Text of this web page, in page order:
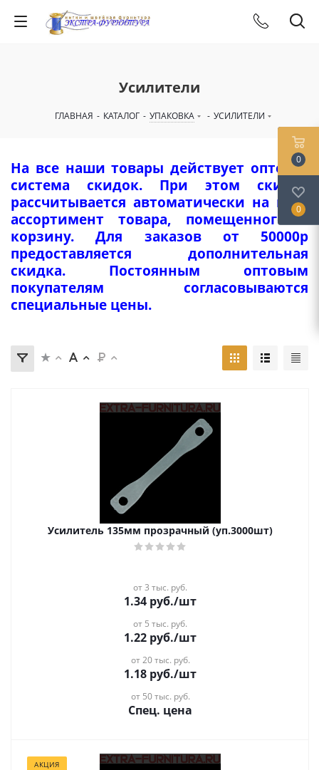
Усилители
ГЛАВНАЯ - КАТАЛОГ - УПАКОВКА - УСИЛИТЕЛИ
На все наши товары действует оптовая
система скидок. При этом скидка
рассчитывается автоматически на весь
ассортимент товара, помещенного в
корзину. Для заказов от 50000р
предоставляется дополнительная
скидка. Постоянным оптовым
покупателям согласовываются
специальные цены.
Усилитель 135мм прозрачный (уп.3000шт)
от 3 тыс. руб.
1.34 руб./шт
от 5 тыс. руб.
1.22 руб./шт
от 20 тыс. руб.
1.18 руб./шт
от 50 тыс. руб.
Спец. цена
АКЦИЯ
0
0